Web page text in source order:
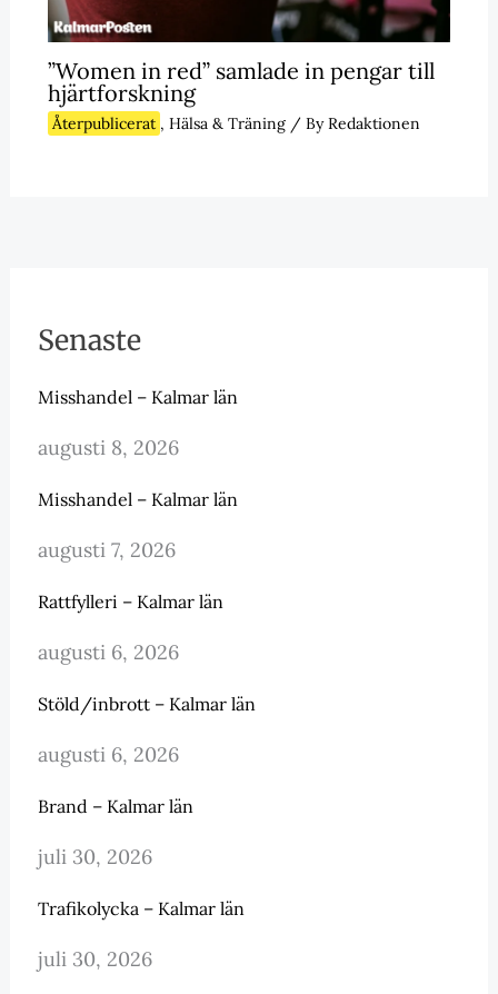
”Women in red” samlade in pengar till
hjärtforskning
Återpublicerat , Hälsa & Träning/ ByRedaktionen
Senaste
Misshandel – Kalmar län
augusti 8, 2026
Misshandel – Kalmar län
augusti 7, 2026
Rattfylleri – Kalmar län
augusti 6, 2026
Stöld/inbrott – Kalmar län
augusti 6, 2026
Brand – Kalmar län
juli 30, 2026
Trafikolycka – Kalmar län
juli 30, 2026